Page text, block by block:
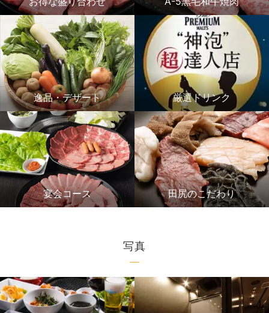
逸品・デザート 厳選ドリンク
宴会コース 田尻のこだわり
写真